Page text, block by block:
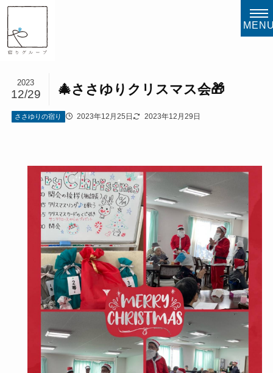
🎄ささゆりクリスマス会🎁
2023
12/29
ささゆりの宿り 2023年12月25日 2023年12月29日